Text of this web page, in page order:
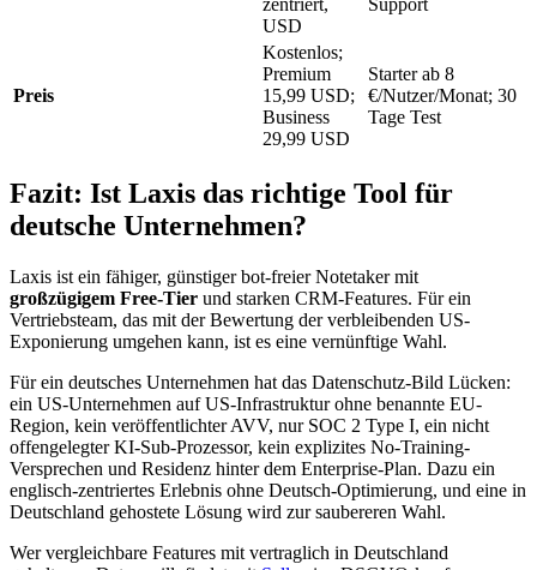
USD
Preis
Kostenlos;
Premium
15,99 USD;
Business
29,99 USD
Starter ab 8
€/Nutzer/Monat; 30
Tage Test
Fazit: Ist Laxis das richtige Tool für
deutsche Unternehmen?
Laxis ist ein fähiger, günstiger bot-freier Notetaker mit
großzügigem Free-Tier und starken CRM-Features. Für ein
Vertriebsteam, das mit der Bewertung der verbleibenden US-
Exponierung umgehen kann, ist es eine vernünftige Wahl.
Für ein deutsches Unternehmen hat das Datenschutz-Bild Lücken:
ein US-Unternehmen auf US-Infrastruktur ohne benannte EU-
Region, kein veröffentlichter AVV, nur SOC 2 Type I, ein nicht
offengelegter KI-Sub-Prozessor, kein explizites No-Training-
Versprechen und Residenz hinter dem Enterprise-Plan. Dazu ein
englisch-zentriertes Erlebnis ohne Deutsch-Optimierung, und eine in
Deutschland gehostete Lösung wird zur saubereren Wahl.
Wer vergleichbare Features mit vertraglich in Deutschland